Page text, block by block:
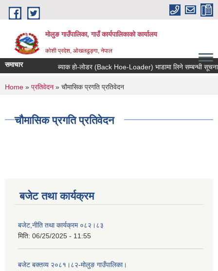
Skip to main content
मोलुङ गाउँपालिका, गाउँ कार्यपालिकाको कार्यालय
कोशी प्रदेश, ओखलढुङ्गा, नेपाल
समाचार ब्याक हाे-लाेडर (Back Hoe-Loader) भाडामा लिने सम्बन्धी सूचना
You are here
Home » प्रतिवेदन » चौमासिक प्रगति प्रतिवेदन
चौमासिक प्रगति प्रतिवेदन
बजेट तथा कार्यक्रम
बजेट,नीति तथा कार्यक्रम ०८२।८३
मिति: 06/25/2025 - 11:55
बजेट बक्तव्य २०८१।८२-मोलुङ गाउँपालिका।